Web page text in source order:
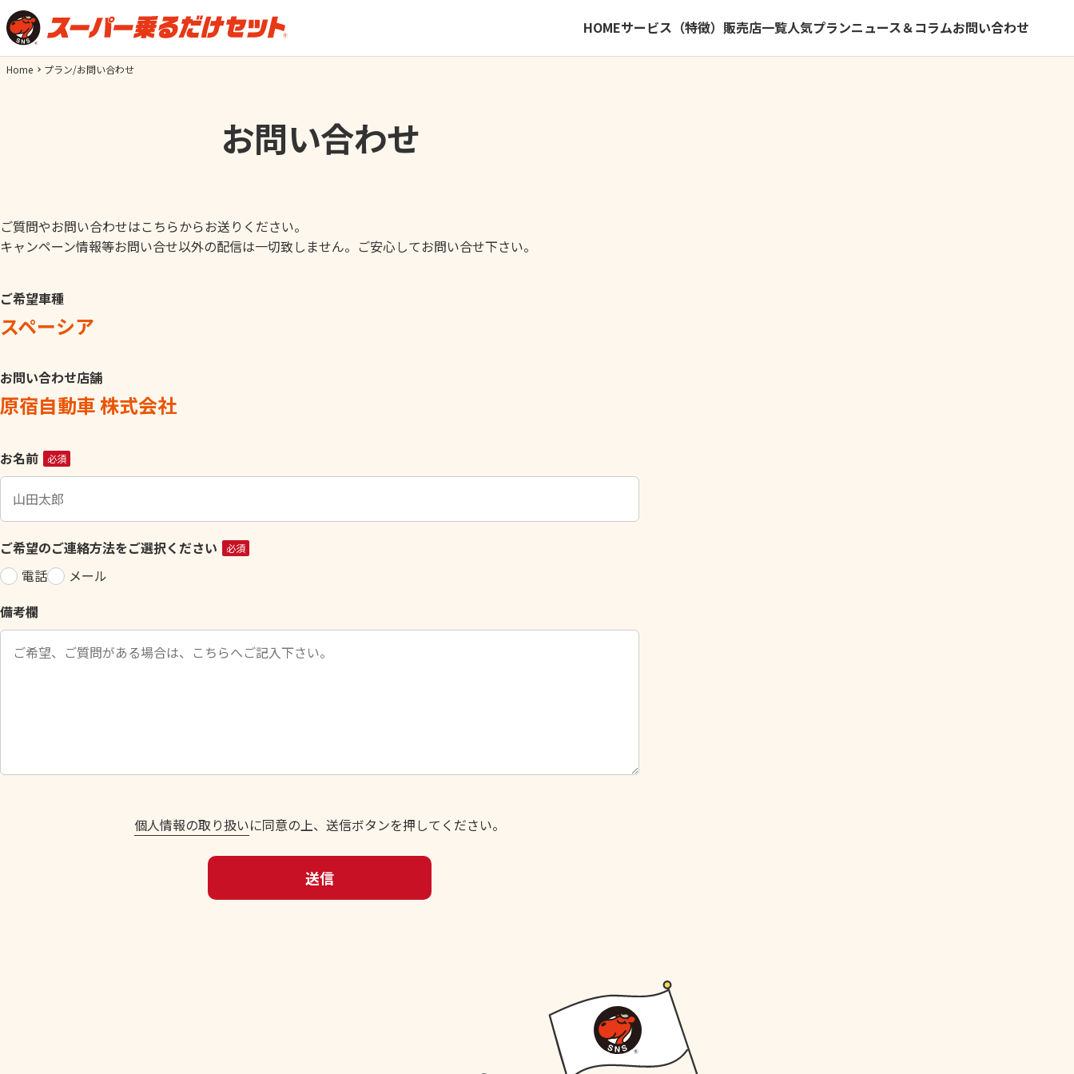
HOMEサービス（特徴） 販売店一覧人気プランニュース＆コラムお問い合わせ
Home プラン/お問い合わせ
お問い合わせ
ご質問やお問い合わせはこちらからお送りください。
キャンペーン情報等お問い合せ以外の配信は一切致しません。ご安心してお問い合せ下さい。
ご希望車種
スペーシア
お問い合わせ店舗
原宿自動車 株式会社
こ
の
ィ
ー
ル
ド
空
の
だ
お名前 必須
ご希望のご連絡方法をご選択ください 必須
電話
メール
備考欄
個人情報の取り扱いに同意の上、送信ボタンを押してください。